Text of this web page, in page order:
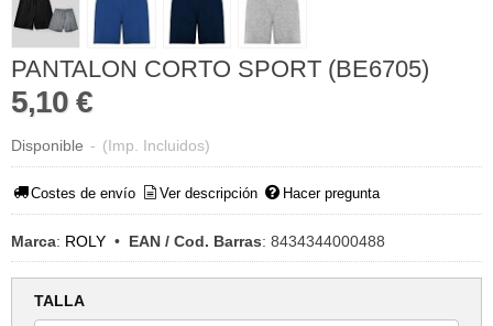
PANTALON CORTO SPORT (BE6705)
5,10 €
Disponible - (Imp. Incluidos)
Costes de envío Ver descripción Hacer pregunta
Marca: ROLY • EAN / Cod. Barras: 8434344000488
TALLA